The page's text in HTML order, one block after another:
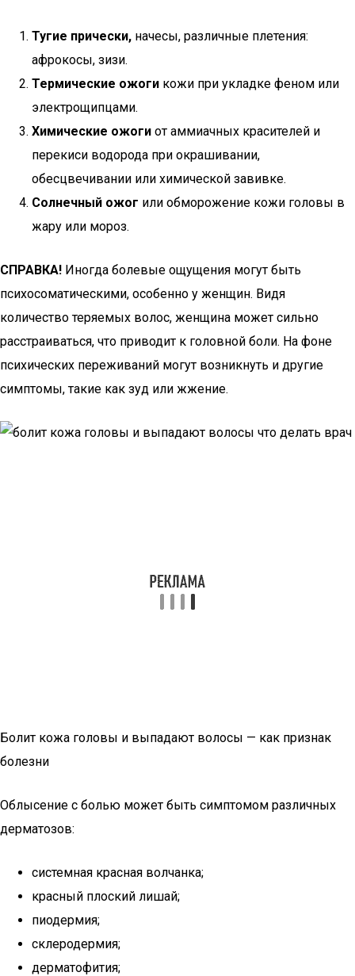
Тугие прически, начесы, различные плетения:
афрокосы, зизи.
Термические ожоги кожи при укладке феном или
электрощипцами.
Химические ожоги от аммиачных красителей и
перекиси водорода при окрашивании,
обесцвечивании или химической завивке.
Солнечный ожог или обморожение кожи головы в
жару или мороз.
СПРАВКА! Иногда болевые ощущения могут быть
психосоматическими, особенно у женщин. Видя
количество теряемых волос, женщина может сильно
расстраиваться, что приводит к головной боли. На фоне
психических переживаний могут возникнуть и другие
симптомы, такие как зуд или жжение.
Болит кожа головы и выпадают волосы — как признак
болезни
Облысение с болью может быть симптомом различных
дерматозов:
системная красная волчанка;
красный плоский лишай;
пиодермия;
склеродермия;
дерматофития;